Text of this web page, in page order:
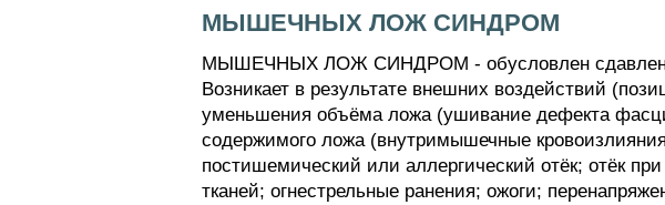
МЫШЕЧНЫХ ЛОЖ СИНДРОМ
МЫШЕЧНЫХ ЛОЖ СИНДРОМ - обусловлен
Возникает в результате внешних воздействий
уменьшения объёма ложа (ушивание дефекта
содержимого ложа (внутримышечные
постишемический или аллергический отёк; отёк
тканей; огнестрельные ранения; ожоги;